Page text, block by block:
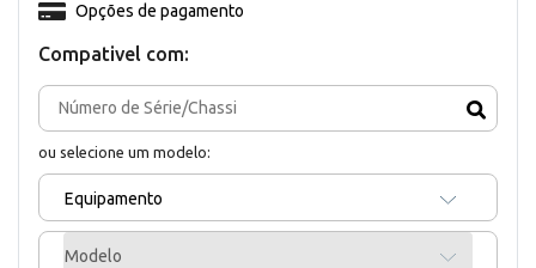
Compativel com:
ou selecione um modelo:
Equipamento
Modelo
Opções de pagamento